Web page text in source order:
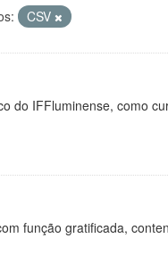
CSV
do IFFluminense, como
função gratificada,